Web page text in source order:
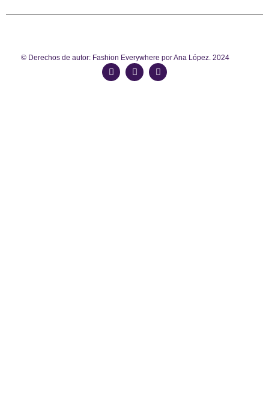
© Derechos de autor: Fashion Everywhere por Ana López. 2024